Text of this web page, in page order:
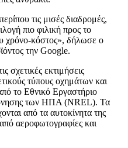
τις μισές διαδρομές,
πιο φιλική προς το
χρόνο-κόστος», δήλωσε ο
την Google.
σχετικές εκτιμήσεις
τύπους οχημάτων και
το Εθνικό Εργαστήριο
των ΗΠΑ (NREL). Τα
από τα αυτοκίνητα της
αεροφωτογραφίες και